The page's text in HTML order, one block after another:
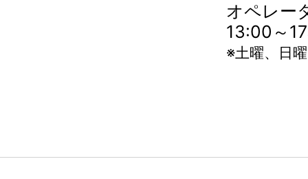
オペレー
13:00～
※土曜、日